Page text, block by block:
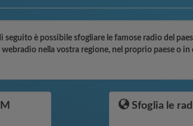
è possibile sfogliare le famose radio del
nella vostra regione, nel proprio paese o
Sfoglia le